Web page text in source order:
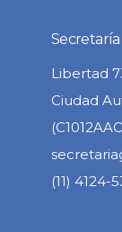
Secretaría
Libertad
Ciudad
(11) 4124-